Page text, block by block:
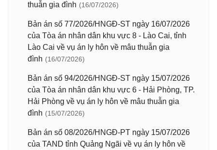
thuẫn gia đình (16/07/2026)
Bản án số 77/2026/HNGĐ-ST ngày 16/07/2026
của Tòa án nhân dân khu vực 8 - Lào Cai, tỉnh
Lào Cai về vụ án ly hôn về mâu thuẫn gia
đình (16/07/2026)
Bản án số 94/2026/HNGĐ-ST ngày 15/07/2026
của Tòa án nhân dân khu vực 6 - Hải Phòng, TP.
Hải Phòng về vụ án ly hôn về mâu thuẫn gia
đình (15/07/2026)
Bản án số 08/2026/HNGĐ-PT ngày 15/07/2026
của TAND tỉnh Quảng Ngãi về vụ án ly hôn về